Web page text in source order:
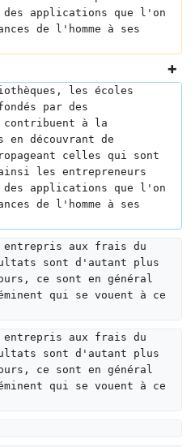
applications que l'on
de l'homme à ses
les écoles
par des
contribuent à la
en découvrant de
celles qui sont
les entrepreneurs
applications que l'on
de l'homme à ses
entrepris aux frais du
sont d'autant plus
ce sont en général
qui se vouent à ce
entrepris aux frais du
sont d'autant plus
ce sont en général
qui se vouent à ce